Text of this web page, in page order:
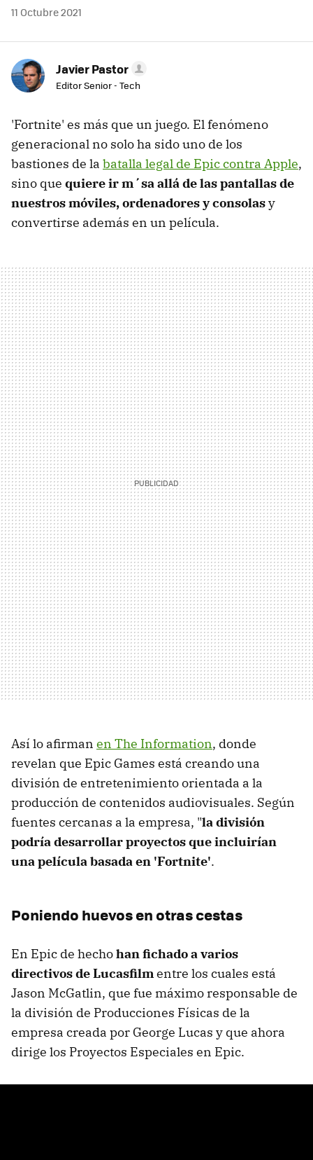
11 Octubre 2021
Javier Pastor
Editor Senior - Tech
'Fortnite' es más que un juego. El fenómeno
generacional no solo ha sido uno de los
bastiones de la batalla legal de Epic contra Apple,
sino que quiere ir m´sa allá de las pantallas de
nuestros móviles, ordenadores y consolasy
convertirse además en un película.
Así lo afirman en The Information, donde
revelan que Epic Games está creando una
división de entretenimiento orientada a la
producción de contenidos audiovisuales. Según
fuentes cercanas a la empresa, "la división
podría desarrollar proyectos que incluirían
una película basada en 'Fortnite'.
Poniendo huevos en otras cestas
En Epic de hechohan fichado a varios
directivos de Lucasfilmentre los cuales está
Jason McGatlin, que fue máximo responsable de
la división de Producciones Físicas de la
empresa creada por George Lucas y que ahora
dirige los Proyectos Especiales en Epic.